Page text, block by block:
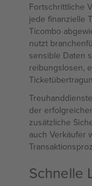
Fortschrittliche
jede finanzielle
Ticombo
nutzt
sensible Daten
reibungslosen,
der
zusätzliche
auch Verkäufer
Schnelle